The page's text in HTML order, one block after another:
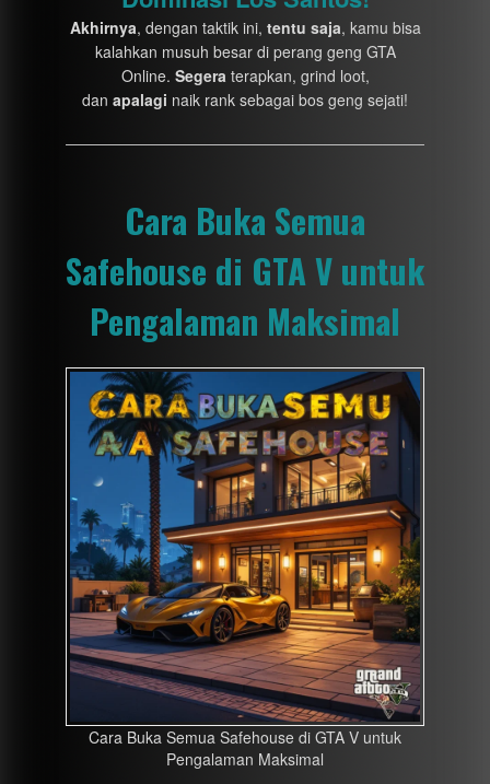
Akhirnya, dengan taktik ini, tentu saja, kamu bisa
kalahkan musuh besar di perang geng GTA
Online. Segera terapkan, grind loot,
dan apalagi naik rank sebagai bos geng sejati!
Cara Buka Semua
Safehouse di GTA V untuk
Pengalaman Maksimal
Cara Buka Semua Safehouse di GTA V untuk
Pengalaman Maksimal